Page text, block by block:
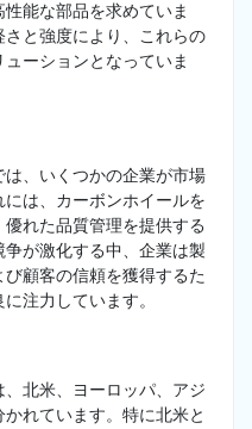
能な部品を求めていま
と強度により、これらの
ーションとなっていま
、いくつかの企業が市場
は、カーボンホイールを
れた品質管理を提供する
が激化する中、企業は製
顧客の信頼を獲得するた
注力しています。
北米、ヨーロッパ、アジ
れています。特に北米と